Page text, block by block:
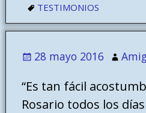
TESTIMONIOS
28 mayo 2016
“Es tan fácil
Rosario todos los días